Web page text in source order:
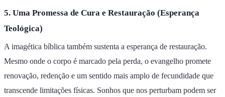
5. Uma Promessa de Cura e Restauração (Esperança
Teológica)
A imagética bíblica também sustenta a esperança de restauração.
Mesmo onde o corpo é marcado pela perda, o evangelho promete
renovação, redenção e um sentido mais amplo de fecundidade que
transcende limitações físicas. Sonhos que nos perturbam podem ser